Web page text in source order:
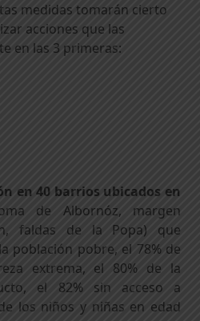
medidas tomarán cierto
acciones que las
en las 3 primeras:
en 40 barrios ubicados en
de Albornóz, margen
faldas de la Popa) que
población pobre, el 78% de
extrema, el 80% de la
el 82% sin acceso a
los niños y niñas en edad